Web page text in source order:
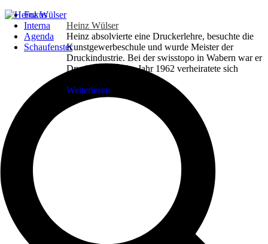
Fokus
Interna
Agenda
Schaufenster
Heinz Wülser
Heinz absolvierte eine Druckerlehre, besuchte die
Kunstgewerbeschule und wurde Meister der
Druckindustrie. Bei der swisstopo in Wabern war er
Druckereichef. Im Jahr 1962 verheiratete sich
Weiterlesen